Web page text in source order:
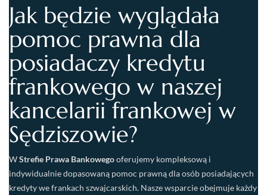
Jak będzie wyglądała
pomoc prawna dla
posiadaczy kredytu
frankowego w naszej
kancelarii frankowej w
Sędziszowie?
WStrefie Prawa Bankowegooferujemy kompleksową i
indywidualnie dopasowaną pomoc prawną dla osób posiadających
kredyty we frankach szwajcarskich. Nasze wsparcie obejmuje każdy